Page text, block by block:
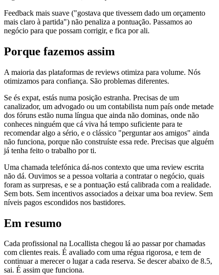
Feedback mais suave ("gostava que tivessem dado um orçamento
mais claro à partida") não penaliza a pontuação. Passamos ao
negócio para que possam corrigir, e fica por ali.
Porque fazemos assim
A maioria das plataformas de reviews otimiza para volume. Nós
otimizamos para confiança. São problemas diferentes.
Se és expat, estás numa posição estranha. Precisas de um
canalizador, um advogado ou um contabilista num país onde metade
dos fóruns estão numa língua que ainda não dominas, onde não
conheces ninguém que cá viva há tempo suficiente para te
recomendar algo a sério, e o clássico "perguntar aos amigos" ainda
não funciona, porque não construíste essa rede. Precisas que alguém
já tenha feito o trabalho por ti.
Uma chamada telefónica dá-nos contexto que uma review escrita
não dá. Ouvimos se a pessoa voltaria a contratar o negócio, quais
foram as surpresas, e se a pontuação está calibrada com a realidade.
Sem bots. Sem incentivos associados a deixar uma boa review. Sem
níveis pagos escondidos nos bastidores.
Em resumo
Cada profissional na Locallista chegou lá ao passar por chamadas
com clientes reais. É avaliado com uma régua rigorosa, e tem de
continuar a merecer o lugar a cada reserva. Se descer abaixo de 8.5,
sai. É assim que funciona.